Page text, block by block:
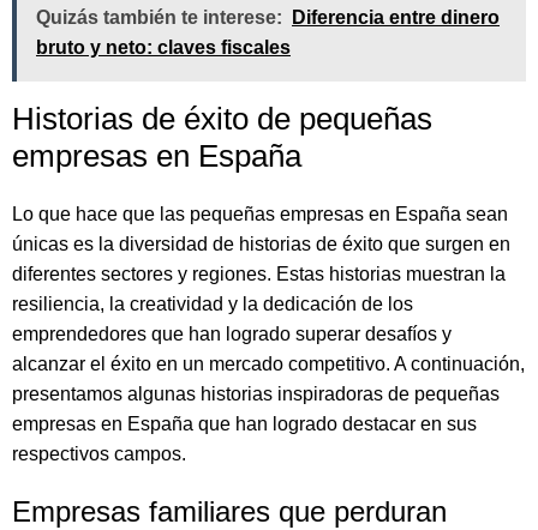
Quizás también te interese:
Diferencia entre dinero
bruto y neto: claves fiscales
Historias de éxito de pequeñas
empresas en España
Lo que hace que las pequeñas empresas en España sean
únicas es la diversidad de historias de éxito que surgen en
diferentes sectores y regiones. Estas historias muestran la
resiliencia, la creatividad y la dedicación de los
emprendedores que han logrado superar desafíos y
alcanzar el éxito en un mercado competitivo. A continuación,
presentamos algunas historias inspiradoras de pequeñas
empresas en España que han logrado destacar en sus
respectivos campos.
Empresas familiares que perduran